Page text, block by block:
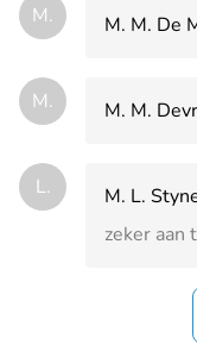
M. M. M. De
M. M. M.
L.
M. L.
zeker aan